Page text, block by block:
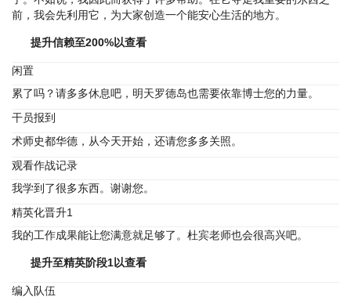
前，我会先利用它，为大家创造一个能安心生活的地方。
提升信赖至200%以查看
闲置
累了吗？请多多休息吧，明天罗德岛也需要依靠博士您的力量。
干员报到
术师史都华德，从今天开始，还请您多多关照。
观看作战记录
我学到了很多东西。谢谢您。
精英化晋升1
我的工作成果能让您满意就足够了。杜宾老师也会很高兴吧。
提升至精英阶段1以查看
编入队伍